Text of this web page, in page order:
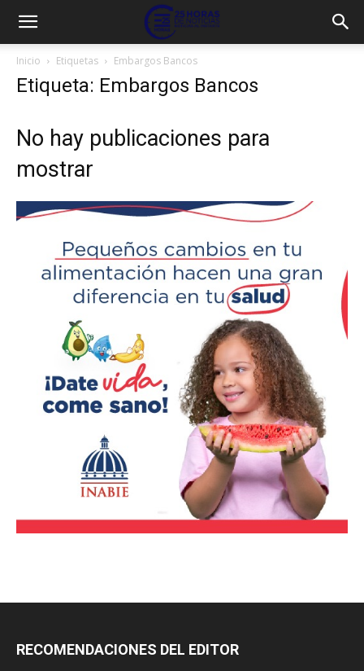
Inicio Etiquetas Embargos Bancos
Etiqueta: Embargos Bancos
No hay publicaciones para
mostrar
RECOMENDACIONES DEL EDITOR